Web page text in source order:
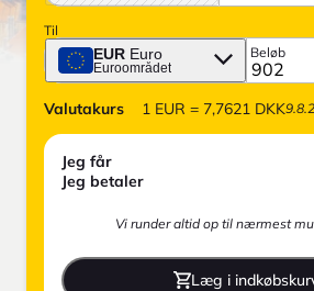
Til
EUR Euro
Euroområdet
Beløb
Valutakurs 1 EUR = 7,7621 DKK
Jeg får
Jeg betaler
Vi runder altid op til nærmest
Læg i